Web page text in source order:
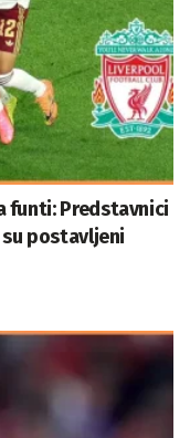
funti: Predstavnici
postavljeni